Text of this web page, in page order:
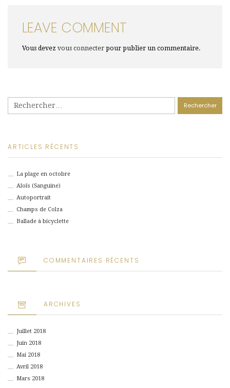
LEAVE COMMENT
Vous devez vous connecter pour publier un commentaire.
ARTICLES RÉCENTS
La plage en octobre
Aloïs (Sanguine)
Autoportrait
Champs de Colza
Ballade à bicyclette
COMMENTAIRES RÉCENTS
ARCHIVES
Juillet 2018
Juin 2018
Mai 2018
Avril 2018
Mars 2018